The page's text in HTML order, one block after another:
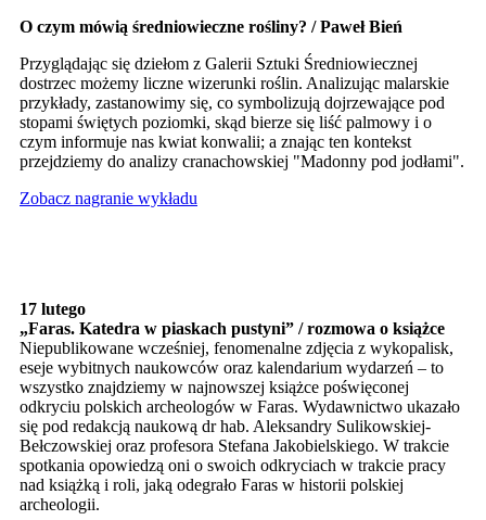
O czym mówią średniowieczne rośliny? / Paweł Bień
Przyglądając się dziełom z Galerii Sztuki Średniowiecznej
dostrzec możemy liczne wizerunki roślin. Analizując malarskie
przykłady, zastanowimy się, co symbolizują dojrzewające pod
stopami świętych poziomki, skąd bierze się liść palmowy i o
czym informuje nas kwiat konwalii; a znając ten kontekst
przejdziemy do analizy cranachowskiej "Madonny pod jodłami".
Zobacz nagranie wykładu
17 lutego
„Faras. Katedra w piaskach pustyni” / rozmowa o książce
Niepublikowane wcześniej, fenomenalne zdjęcia z wykopalisk,
eseje wybitnych naukowców oraz kalendarium wydarzeń – to
wszystko znajdziemy w najnowszej książce poświęconej
odkryciu polskich archeologów w Faras. Wydawnictwo ukazało
się pod redakcją naukową dr hab. Aleksandry Sulikowskiej-
Bełczowskiej oraz profesora Stefana Jakobielskiego. W trakcie
spotkania opowiedzą oni o swoich odkryciach w trakcie pracy
nad książką i roli, jaką odegrało Faras w historii polskiej
archeologii.